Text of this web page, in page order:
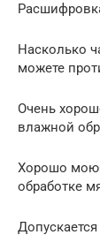
Насколько
можете
Очень
влажной
Хорошо
обработке